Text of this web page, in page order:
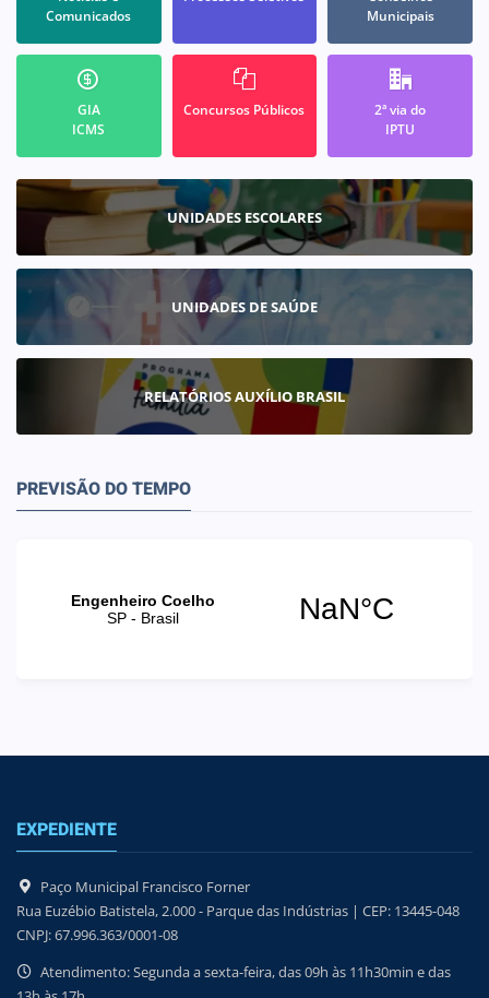
Comunicados
Municipais
GIA
ICMS
Concursos Públicos
2ª via do
IPTU
UNIDADES ESCOLARES
UNIDADES DE SAÚDE
RELATÓRIOS AUXÍLIO BRASIL
PREVISÃO DO TEMPO
EXPEDIENTE
Paço Municipal Francisco Forner
Rua Euzébio Batistela, 2.000 - Parque das Indústrias | CEP: 13445-048
CNPJ: 67.996.363/0001-08
Atendimento: Segunda a sexta-feira, das 09h às 11h30min e das